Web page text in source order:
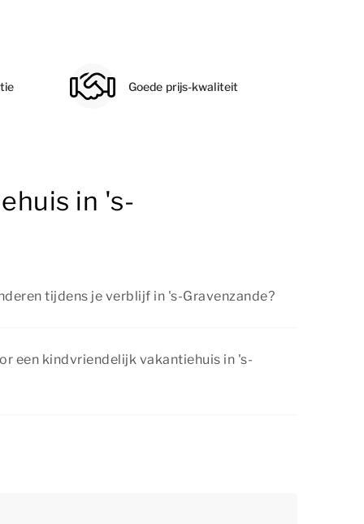
Goede prijs-kwaliteit
in 's-
tijdens je verblijf in 's-Gravenzande?
een kindvriendelijk vakantiehuis in 's-